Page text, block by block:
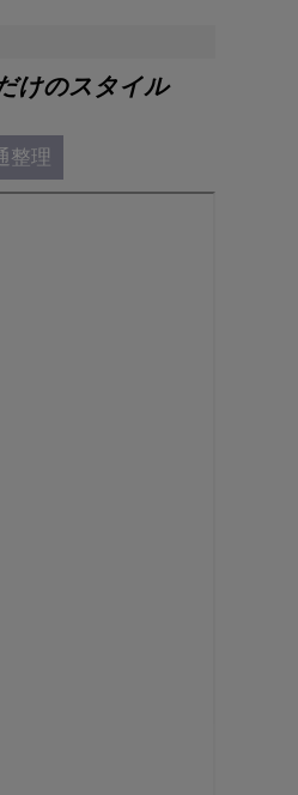
けのスタイル
整理